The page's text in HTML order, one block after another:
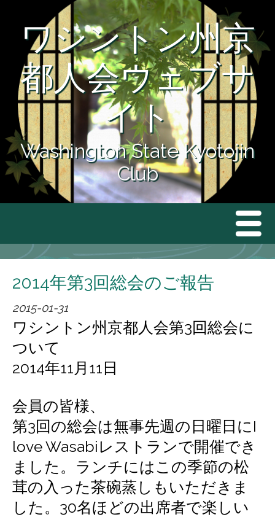
ワシントン州京
都人会ウェブサ
イト
Washington State Kyotojin
Club
ホーム
懇親会ランチ
ふるさと京都
おいでやす
京都関連リンク
総会・懇親会などのお知らせとご報
告
2014年第3回総会のご報告
2015-01-31
ワシントン州京都人会第3回総会に
ついて
2014年11月11日
会員の皆様、
第3回の総会は無事先週の日曜日にI
love Wasabiレストランで開催でき
ました。ランチにはこの季節の松
茸の入った茶碗蒸しもいただきま
した。30名ほどの出席者で楽しい